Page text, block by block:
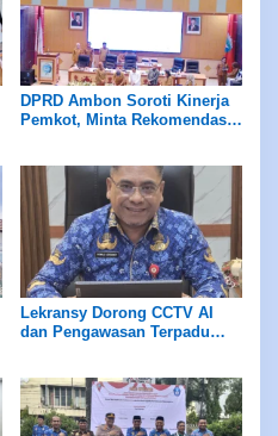
DPRD Ambon Soroti Kinerja
Pemkot, Minta Rekomendasi
Lekransy Dorong CCTV AI
dan Pengawasan Terpadu